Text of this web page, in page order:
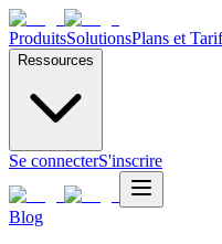
ProduitsSolutionsPlans et
Ressources
Se connecterS'inscrire
Blog